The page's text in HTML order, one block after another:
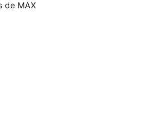
de MAX